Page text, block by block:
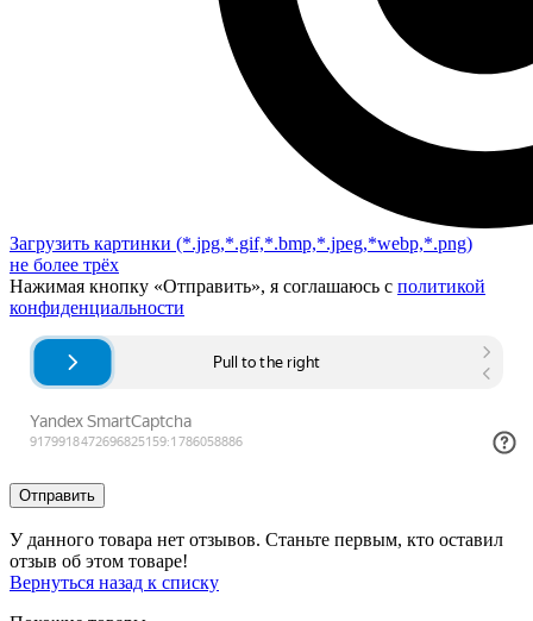
Загрузить картинки (*.jpg,*.gif,*.bmp,*.jpeg,*webp,*.png)
не более трёх
Нажимая кнопку «Отправить», я соглашаюсь с политикой
конфиденциальности
Отправить
У данного товара нет отзывов. Станьте первым, кто оставил
отзыв об этом товаре!
Вернуться назад к списку